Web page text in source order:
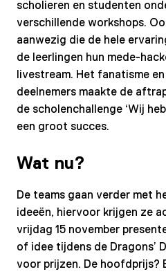
scholieren en studenten
verschillende workshops.
aanwezig die de hele
de leerlingen hun mede-
livestream. Het fanatisme
deelnemers maakte de
de scholenchallenge ‘Wij
een groot succes.
Wat nu?
De teams gaan verder met
ideeën, hiervoor krijgen ze
vrijdag 15 november
of idee tijdens de Dragons’
voor prijzen. De hoofdprijs?